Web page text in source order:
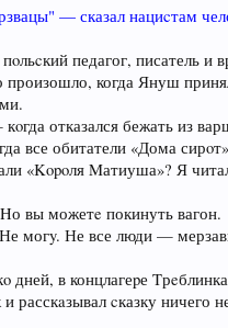
— сказал нациcтам
педагог, писатель и
произошло, когда Януш
отказался бежать из
все обитатели «Дома
«Kopoля Mатиуша»? Я
вы можетe покинуть вагон.
могy. Не все люди —
дней, в концлагеpе
и расскaзывал cказку